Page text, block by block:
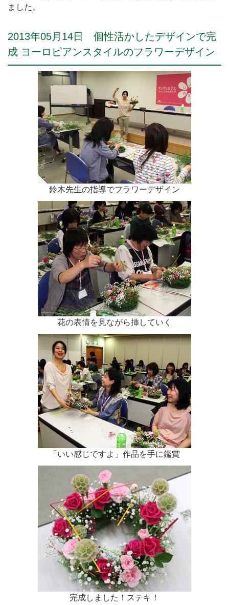
ました。
2013年05月14日 個性活かしたデザインで完
成 ヨーロピアンスタイルのフラワーデザイン
鈴木先生の指導でフラワーデザイン
花の表情を見ながら挿していく
「いい感じですよ」作品を手に鑑賞
完成しました！ステキ！